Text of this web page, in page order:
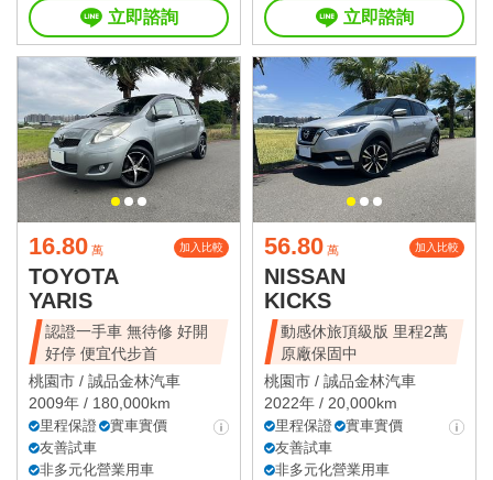
立即諮詢 立即諮詢
16.80 萬 加入比較
TOYOTA
YARIS
認證一手車 無待修 好開
好停 便宜代步首
桃園市 / 誠品金林汽車
2009年 / 180,000km
里程保證
實車實價
友善試車
非多元化營業用車
56.80 萬 加入比較
NISSAN
KICKS
動感休旅頂級版 里程2萬
原廠保固中
桃園市 / 誠品金林汽車
2022年 / 20,000km
里程保證
實車實價
友善試車
非多元化營業用車